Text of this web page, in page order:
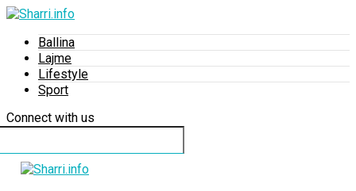
Ballina
Lajme
Lifestyle
Sport
Connect with us